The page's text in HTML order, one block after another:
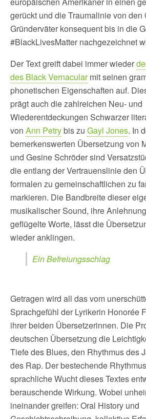
gerückt und die Traumalinie von den
Gründerväter konsequent bis in die
#BlackLivesMatter nachgezeichnet
Der Text greift dabei immer wieder
des Black Vernacularmit seinen
phonetischen Eigenschaften auf.
prägt auch die zahlreichen Neu- und
Wiederentdeckungen Schwarzer
von Ann Petrybis zu Gayl Jones. In
bemerkenswerten Übersetzung von
und Gesine Schröder sind
die entlang der Vertrauenslinie den
formalen zu gemeinschaftlichen zu
markieren. Die Bandbreite dieser
musikalischer Sound, ihre
geflügelte Worte, lässt die
wieder anklingen.
Ein Befreiungsschlag
Getragen wird all das vom
Sprachgefühl der Lyrikerin Honorée
ihrer beiden Übersetzerinnen. Die
deutschen Übersetzung die
Tiefe des Blues, den Rhythmus des
des Rap. Der bestechende
sprachliche Wucht dieses Textes
berauschende Wirkung. Wobei
ineinander greifen: Oral History und